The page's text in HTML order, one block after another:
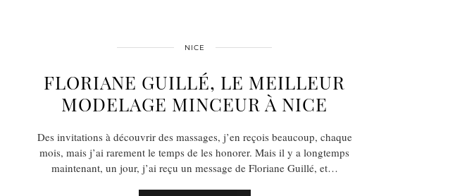
NICE
FLORIANE GUILLÉ, LE MEILLEUR
MODELAGE MINCEUR À NICE
Des invitations à découvrir des massages, j’en reçois beaucoup, chaque
mois, mais j’ai rarement le temps de les honorer. Mais il y a longtemps
maintenant, un jour, j’ai reçu un message de Floriane Guillé, et…